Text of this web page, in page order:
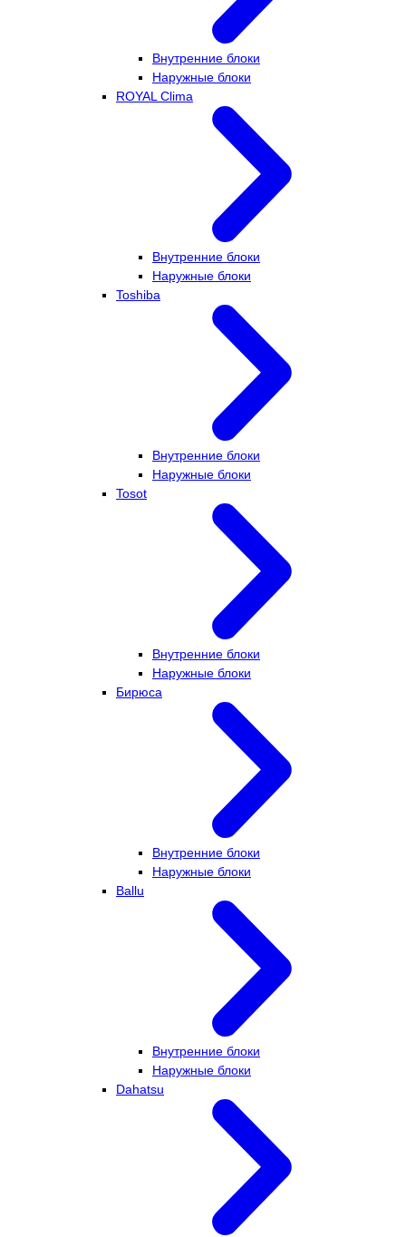
Внутренние блоки
Наружные блоки
ROYAL Clima
Внутренние блоки
Наружные блоки
Toshiba
Внутренние блоки
Наружные блоки
Tosot
Внутренние блоки
Наружные блоки
Бирюса
Внутренние блоки
Наружные блоки
Ballu
Внутренние блоки
Наружные блоки
Dahatsu